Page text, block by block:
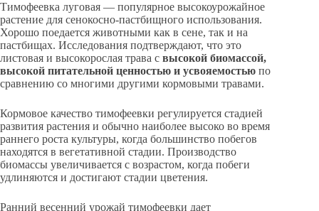
Тимофеевка луговая — популярное высокоурожайное
растение для сенокосно-пастбищного использования.
Хорошо поедается животными как в сене, так и на
пастбищах. Исследования подтверждают, что это
листовая и высокорослая трава с высокой биомассой,
высокой питательной ценностью и усвояемостью по
сравнению со многими другими кормовыми травами.
Кормовое качество тимофеевки регулируется стадией
развития растения и обычно наиболее высоко во время
раннего роста культуры, когда большинство побегов
находятся в вегетативной стадии. Производство
биомассы увеличивается с возрастом, когда побеги
удлиняются и достигают стадии цветения.
Ранний весенний урожай тимофеевки дает